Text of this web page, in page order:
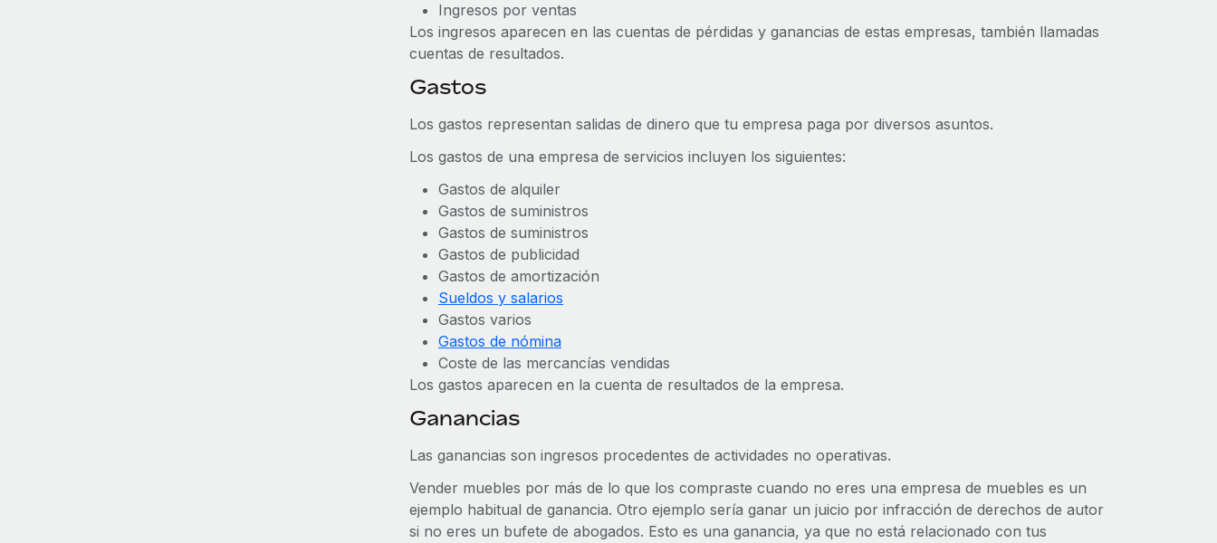
Ingresos por ventas
Los ingresos aparecen en las cuentas de pérdidas y ganancias de estas empresas, también llamadas
cuentas de resultados.
Gastos
Los gastos representan salidas de dinero que tu empresa paga por diversos asuntos.
Los gastos de una empresa de servicios incluyen los siguientes:
Gastos de alquiler
Gastos de suministros
Gastos de suministros
Gastos de publicidad
Gastos de amortización
Sueldos y salarios
Gastos varios
Gastos de nómina
Coste de las mercancías vendidas
Los gastos aparecen en la cuenta de resultados de la empresa.
Ganancias
Las ganancias son ingresos procedentes de actividades no operativas.
Vender muebles por más de lo que los compraste cuando no eres una empresa de muebles es un
ejemplo habitual de ganancia. Otro ejemplo sería ganar un juicio por infracción de derechos de autor
si no eres un bufete de abogados. Esto es una ganancia, ya que no está relacionado con tus